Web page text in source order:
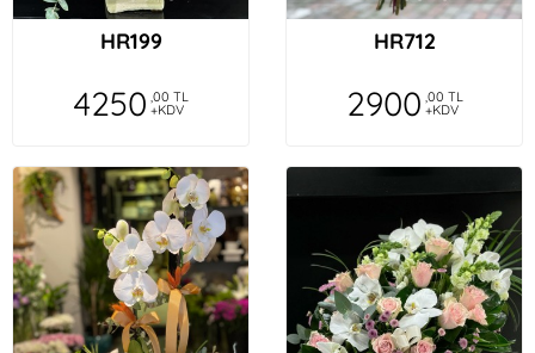
HR199
4250 ,00 TL
+KDV
HR712
2900 ,00 TL
+KDV